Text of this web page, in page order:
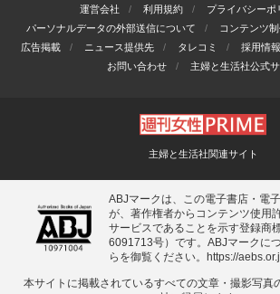
運営会社 利用規約
プライバシーポ
パーソナルデータの外部送信について
コンテンツ
広告掲載
ニュース提供先 タレコミ 採用情報
お問い合わせ
主婦と生活社公式
主婦と生活社関連サイト
ABJマークは、この電子書店・電
が、著作権者からコンテンツ使用
サービスであることを示す登録商
6091713号）です。ABJマークに
らを御覧ください。
https://
本サイトに掲載されているすべての⽂章・撮影写真